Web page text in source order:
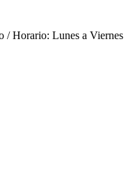
/ Horario: Lunes a